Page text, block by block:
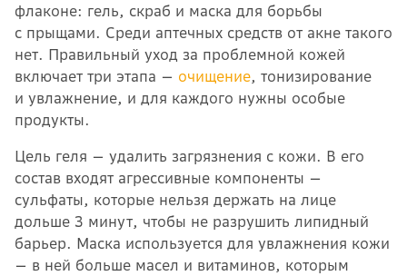
флаконе: гель, скраб и маска для борьбы
с прыщами. Среди аптечных средств от акне такого
нет. Правильный уход за проблемной кожей
включает три этапа — очищение, тонизирование
и увлажнение, и для каждого нужны особые
продукты.
Цель геля — удалить загрязнения с кожи. В его
состав входят агрессивные компоненты —
сульфаты, которые нельзя держать на лице
дольше 3 минут, чтобы не разрушить липидный
барьер. Маска используется для увлажнения кожи
— в ней больше масел и витаминов, которым